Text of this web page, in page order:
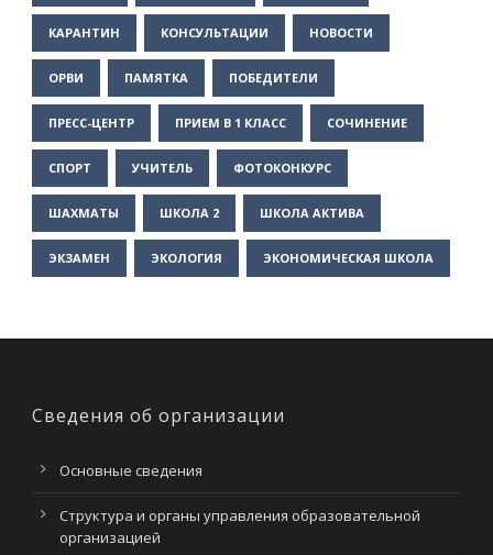
КАРАНТИН КОНСУЛЬТАЦИИ НОВОСТИ
ОРВИ ПАМЯТКА ПОБЕДИТЕЛИ
ПРЕСС-ЦЕНТР ПРИЕМ В 1 КЛАСС СОЧИНЕНИЕ
СПОРТ УЧИТЕЛЬ ФОТОКОНКУРС
ШАХМАТЫ ШКОЛА 2 ШКОЛА АКТИВА
ЭКЗАМЕН ЭКОЛОГИЯ ЭКОНОМИЧЕСКАЯ ШКОЛА
Сведения об организации
Основные сведения
Структура и органы управления образовательной
организацией